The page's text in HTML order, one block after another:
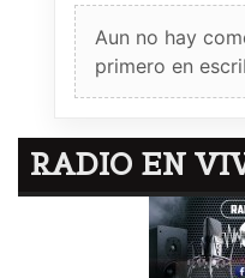
Aun no hay
primero en
RADIO EN